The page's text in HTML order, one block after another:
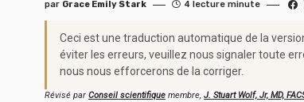
par Grace Emily Stark 4 lecture minute
Ceci est une traduction automatique de la
éviter les erreurs, veuillez nous signaler toute
nous nous efforcerons de la corriger.
Révisé par Conseil scientifique membre, J. Stuart Wolf, Jr, MD,